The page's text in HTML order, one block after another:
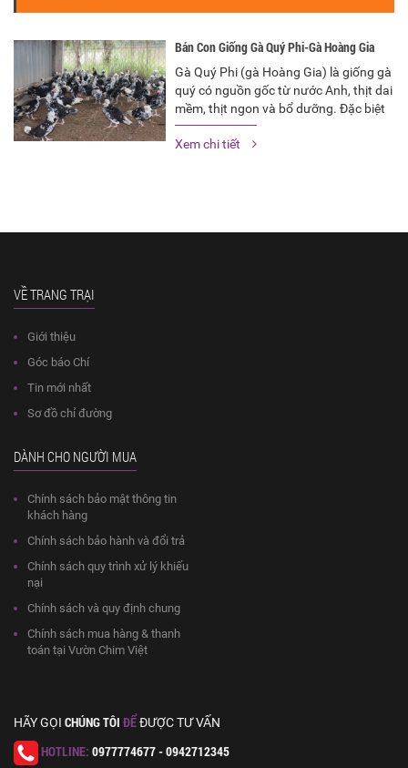
Bán Con Giống Gà Quý Phi-Gà Hoàng Gia
Gà Quý Phi (gà Hoàng Gia) là giống gà
quý có nguồn gốc từ nước Anh, thịt dai
mềm, thịt ngon và bổ dưỡng. Đặc biệt
có bộ lông và hình dáng đẹp là một
trong những giống gà quý hiếm được
Xem chi tiết
VỀ TRANG TRẠI
Giới thiệu
Góc báo Chí
Tin mới nhất
Sơ đồ chỉ đường
DÀNH CHO NGƯỜI MUA
Chính sách bảo mật thông tin
khách hàng
Chính sách bảo hành và đổi trả
Chính sách quy trình xử lý khiếu
nại
Chính sách và quy định chung
Chính sách mua hàng & thanh
toán tại Vườn Chim Việt
HÃY GỌI CHÚNG TÔI ĐỂĐƯỢC TƯ VẤN
HOTLINE: 0977774677 - 0942712345